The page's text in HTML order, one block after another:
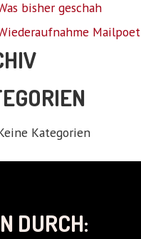
bisher geschah
Mailpoet
Kategorien
DURCH: